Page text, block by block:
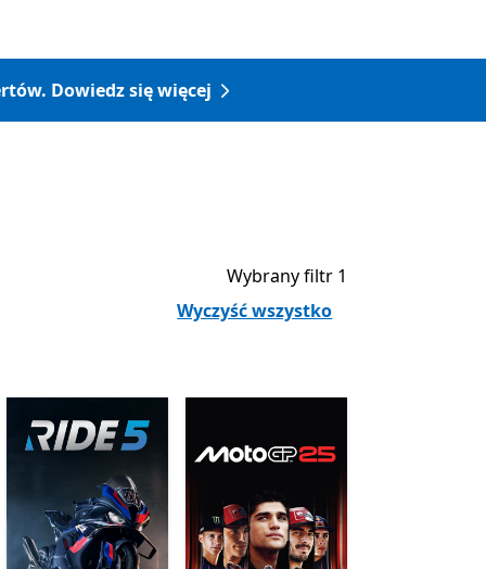
Dowiedz się więcej
Wybrany filtr 1
Wyczyść wszystko